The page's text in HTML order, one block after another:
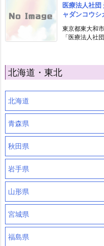
医療法人社
ャダンコウ
東京都東大和
「医療法人社
北海道・東北
北海道
青森県
秋田県
岩手県
山形県
宮城県
福島県